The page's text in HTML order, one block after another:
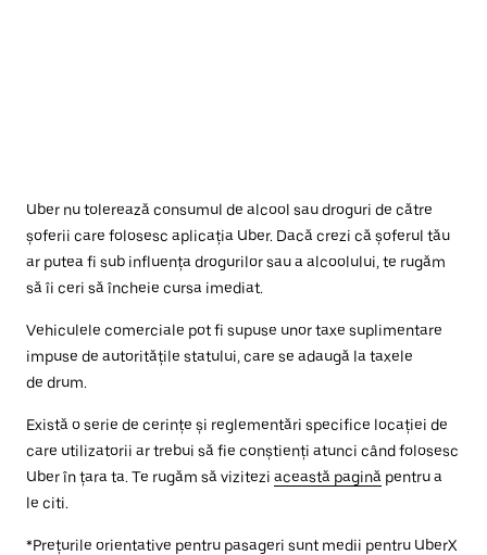
Uber nu tolerează consumul de alcool sau droguri de către
șoferii care folosesc aplicația Uber. Dacă crezi că șoferul tău
ar putea fi sub influența drogurilor sau a alcoolului, te rugăm
să îi ceri să încheie cursa imediat.
Vehiculele comerciale pot fi supuse unor taxe suplimentare
impuse de autoritățile statului, care se adaugă la taxele
de drum.
Există o serie de cerințe și reglementări specifice locației de
care utilizatorii ar trebui să fie conștienți atunci când folosesc
Uber în țara ta. Te rugăm să vizitezi această pagină pentru a
le citi.
*Prețurile orientative pentru pasageri sunt medii pentru UberX